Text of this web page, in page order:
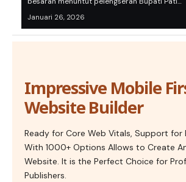
Januari 26, 2026
Impressive Mobile
Website Builder
Ready for Core Web Vitals, Support for
With 1000+ Options Allows to Create
Website. It is the Perfect Choice for
Publishers.